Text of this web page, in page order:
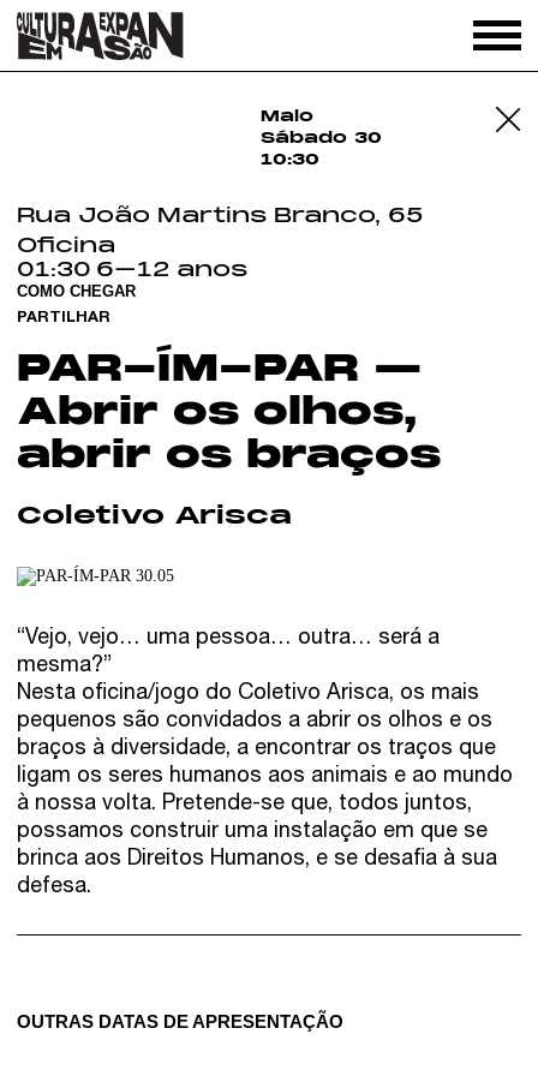
Maio
Sábado 30
10:30
Oficina
01:30 6–12 anos
Rua João Martins Branco, 65
COMO CHEGAR
PARTILHAR
PAR-ÍM-PAR —
Abrir os olhos,
abrir os braços
Coletivo Arisca
“Vejo, vejo… uma pessoa… outra… será a
mesma?”
Nesta oficina/jogo do Coletivo Arisca, os mais
pequenos são convidados a abrir os olhos e os
braços à diversidade, a encontrar os traços que
ligam os seres humanos aos animais e ao mundo
à nossa volta. Pretende-se que, todos juntos,
possamos construir uma instalação em que se
brinca aos Direitos Humanos, e se desafia à sua
defesa.
OUTRAS DATAS DE APRESENTAÇÃO